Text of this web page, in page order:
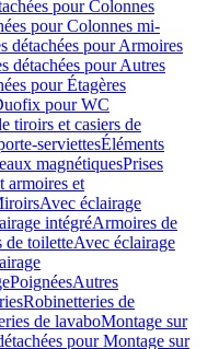
pour Colonnes
pour Colonnes mi-
détachées pour Armoires
détachées pour Autres
pour Étagères
pour WC
tiroirs et casiers de
serviettesÉléments
magnétiquesPrises
armoires et
Avec éclairage
intégréArmoires de
de toiletteAvec éclairage
PoignéesAutres
Robinetteries de
de lavaboMontage sur
pour Montage sur